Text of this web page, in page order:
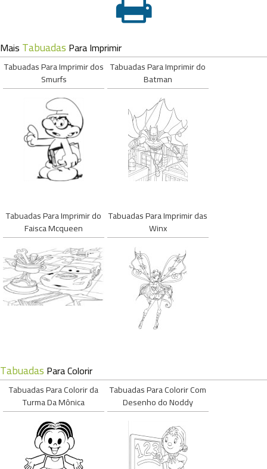
Mais Tabuadas Para Imprimir
Tabuadas Para Imprimir dos
Smurfs
Tabuadas Para Imprimir do
Batman
Tabuadas Para Imprimir do
Faisca Mcqueen
Tabuadas Para Imprimir das
Winx
Tabuadas Para Colorir
Tabuadas Para Colorir da
Turma Da Mônica
Tabuadas Para Colorir Com
Desenho do Noddy